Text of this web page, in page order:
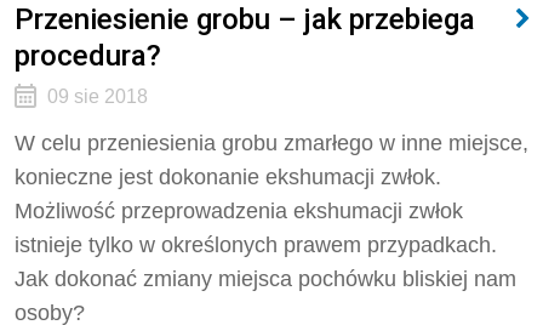
Przeniesienie grobu – jak przebiega
procedura?
09 sie 2018
W celu przeniesienia grobu zmarłego w inne miejsce,
konieczne jest dokonanie ekshumacji zwłok.
Możliwość przeprowadzenia ekshumacji zwłok
istnieje tylko w określonych prawem przypadkach.
Jak dokonać zmiany miejsca pochówku bliskiej nam
osoby?